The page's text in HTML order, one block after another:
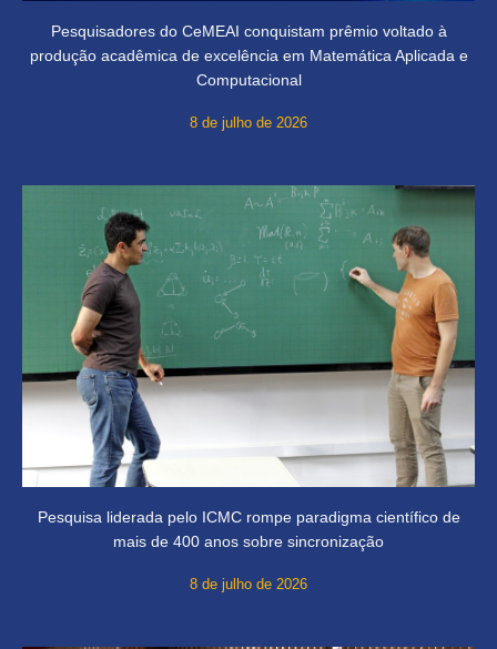
Pesquisadores do CeMEAI conquistam prêmio voltado à
produção acadêmica de excelência em Matemática Aplicada e
Computacional
8 de julho de 2026
Pesquisa liderada pelo ICMC rompe paradigma científico de
mais de 400 anos sobre sincronização
8 de julho de 2026